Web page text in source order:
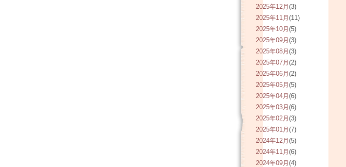
2025年12月 (3)
2025年11月 (11)
2025年10月 (5)
2025年09月 (3)
2025年08月 (3)
2025年07月 (2)
2025年06月 (2)
2025年05月 (5)
2025年04月 (6)
2025年03月 (6)
2025年02月 (3)
2025年01月 (7)
2024年12月 (5)
2024年11月 (6)
2024年09月 (4)